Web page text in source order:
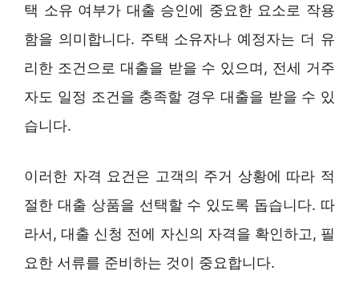
택 소유 여부가 대출 승인에 중요한 요소로 작용
함을 의미합니다. 주택 소유자나 예정자는 더 유
리한 조건으로 대출을 받을 수 있으며, 전세 거주
자도 일정 조건을 충족할 경우 대출을 받을 수 있
습니다.
이러한 자격 요건은 고객의 주거 상황에 따라 적
절한 대출 상품을 선택할 수 있도록 돕습니다. 따
라서, 대출 신청 전에 자신의 자격을 확인하고, 필
요한 서류를 준비하는 것이 중요합니다.